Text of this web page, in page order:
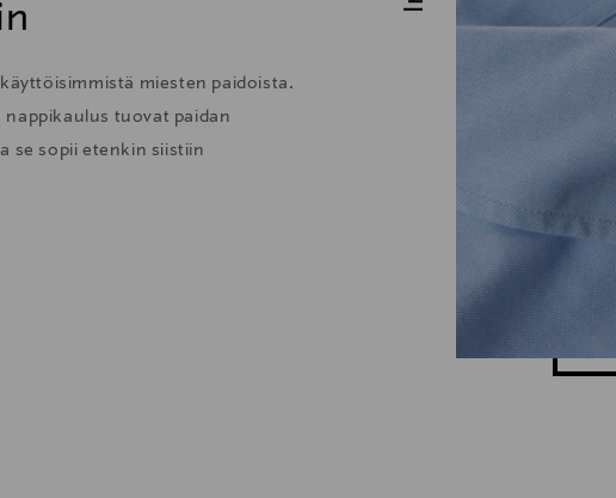
miesten paidoista.
nappikaulus tuovat paidan
se sopii etenkin siistiin